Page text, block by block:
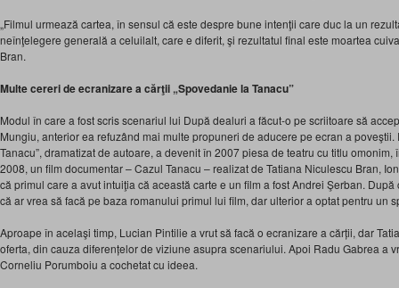
„Filmul urmează cartea, în sensul că este despre bune intenţii care duc la un
neînţelegere generală a celuilalt, care e diferit, şi rezultatul final este moartea
Bran.
Multe cereri de ecranizare a cărţii „Spovedanie la Tanacu”
Modul în care a fost scris scenariul lui După dealuri a făcut-o pe scriitoare să
Mungiu, anterior ea refuzând mai multe propuneri de aducere pe ecran a
Tanacu”, dramatizat de autoare, a devenit în 2007 piesa de teatru cu titlu
2008, un film documentar – Cazul Tanacu – realizat de Tatiana Niculescu Bran,
că primul care a avut intuiţia că această carte e un film a fost Andrei Şerban.
că ar vrea să facă pe baza romanului primul lui film, dar ulterior a optat pentru un
Aproape în acelaşi timp, Lucian Pintilie a vrut să facă o ecranizare a cărții, dar
oferta, din cauza diferențelor de viziune asupra scenariului. Apoi Radu Gabrea a
Corneliu Porumboiu a cochetat cu ideea.